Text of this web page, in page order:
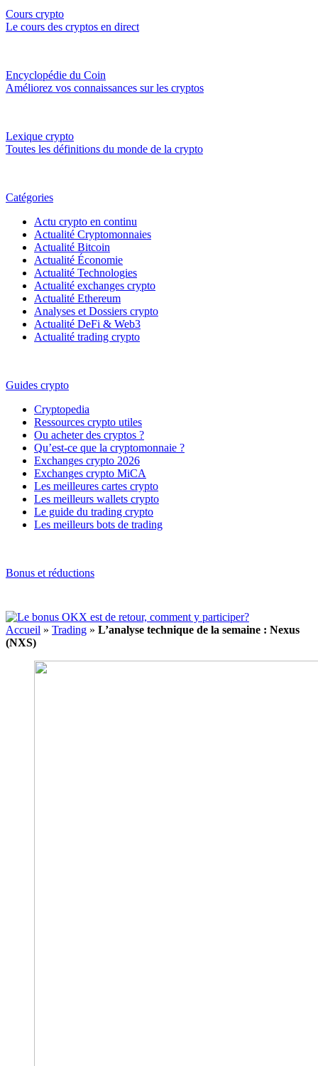
Cours crypto
Le cours des cryptos en direct
Encyclopédie du Coin
Améliorez vos connaissances sur les cryptos
Lexique crypto
Toutes les définitions du monde de la crypto
Catégories
Actu crypto en continu
Actualité Cryptomonnaies
Actualité Bitcoin
Actualité Économie
Actualité Technologies
Actualité exchanges crypto
Actualité Ethereum
Analyses et Dossiers crypto
Actualité DeFi & Web3
Actualité trading crypto
Guides crypto
Cryptopedia
Ressources crypto utiles
Ou acheter des cryptos ?
Qu’est-ce que la cryptomonnaie ?
Exchanges crypto 2026
Exchanges crypto MiCA
Les meilleures cartes crypto
Les meilleurs wallets crypto
Le guide du trading crypto
Les meilleurs bots de trading
Bonus et réductions
Accueil » Trading » L’analyse technique de la semaine : Nexus
(NXS)